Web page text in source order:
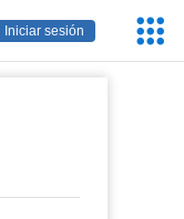
Iniciar sesión